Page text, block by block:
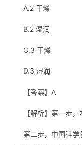
A.2 干燥
B.2 湿润
C.3 干燥
D.3 湿润
【答案】A
【解析】第一步
第二步，中国科